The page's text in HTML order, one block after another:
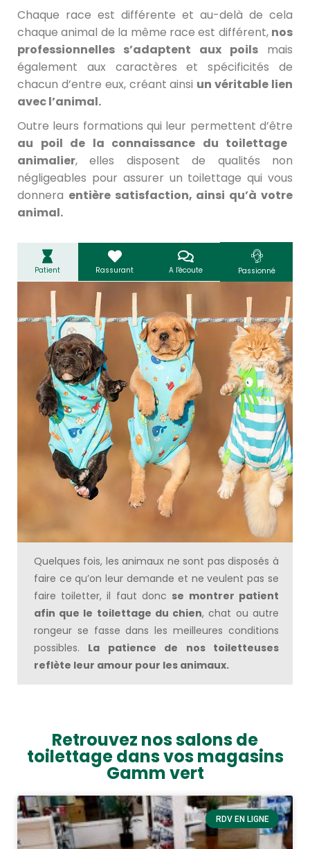
Chaque race est différente et au-delà de cela
chaque animal de la même race est différent, nos
professionnelles s’adaptent aux poils mais
également aux caractères et spécificités de
chacun d’entre eux, créant ainsi un véritable lien
avec l’animal.
Outre leurs formations qui leur permettent d’être
au poil de la connaissance du toilettage
animalier, elles disposent de qualités non
négligeables pour assurer un toilettage qui vous
donnera entière satisfaction, ainsi qu’à votre
animal.
Patient Rassurant A l'écoute Passionné
Quelques fois, les animaux ne sont pas disposés à
faire ce qu’on leur demande et ne veulent pas se
faire toiletter, il faut donc se montrer patient
afin que le toilettage du chien, chat ou autre
rongeur se fasse dans les meilleures conditions
possibles. La patience de nos toiletteuses
reflète leur amour pour les animaux.
Retrouvez nos salons de
toilettage dans vos magasins
Gamm vert
RDV EN LIGNE